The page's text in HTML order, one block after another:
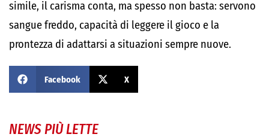
simile, il carisma conta, ma spesso non basta: servono
sangue freddo, capacità di leggere il gioco e la
prontezza di adattarsi a situazioni sempre nuove.
Facebook X
NEWS PIÙ LETTE